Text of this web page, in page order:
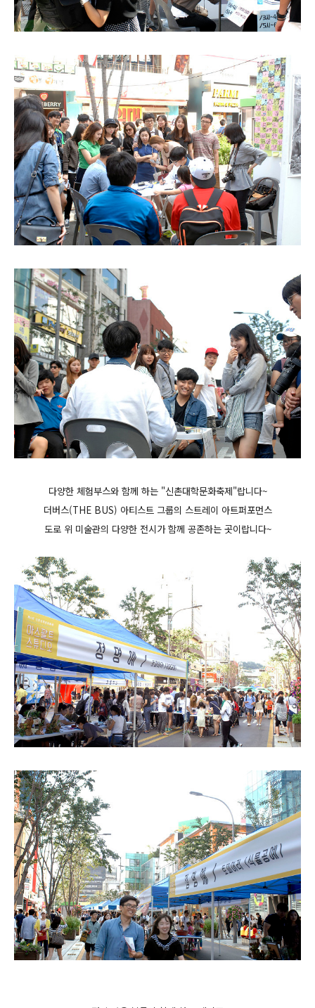
다양한 체험부스와 함께 하는 "신촌대학문화축제"랍니다~
더버스(THE BUS) 아티스트 그룹의 스트레이 아트퍼포먼스
도로 위 미술관의 다양한 전시가 함께 공존하는 곳이랍니다~